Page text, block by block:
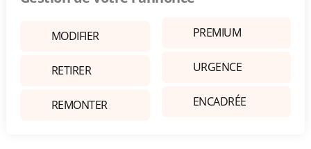
MODIFIER
RETIRER
REMONTER
PREMIUM
URGENCE
ENCADRÉE